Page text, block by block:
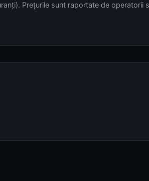
Prețurile sunt raportate de operatorii